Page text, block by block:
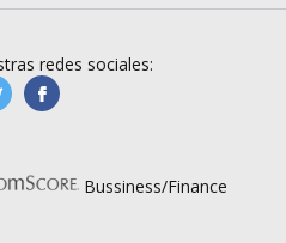
redes sociales:
manufacturaGE
Bussiness/Finance